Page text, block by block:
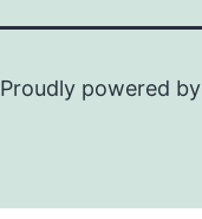
Proudly powered by